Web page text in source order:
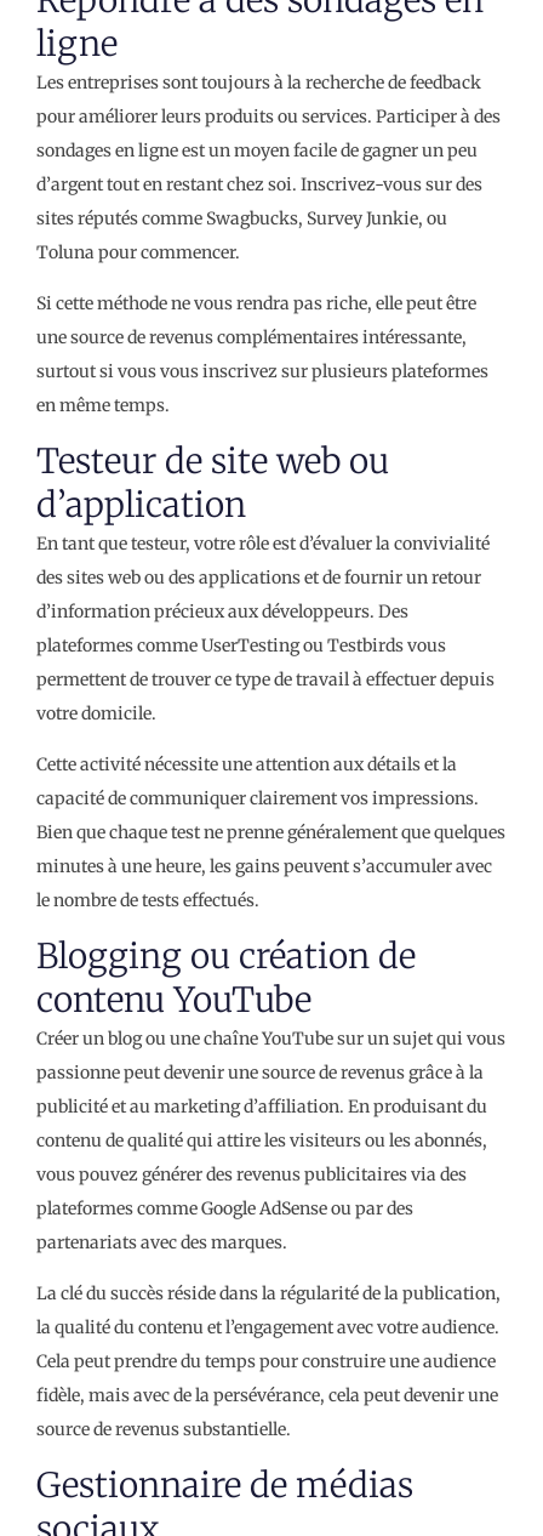
ligne
Les entreprises sont toujours à la recherche de feedback
pour améliorer leurs produits ou services. Participer à des
sondages en ligne est un moyen facile de gagner un peu
d’argent tout en restant chez soi. Inscrivez-vous sur des
sites réputés comme Swagbucks, Survey Junkie, ou
Toluna pour commencer.
Si cette méthode ne vous rendra pas riche, elle peut être
une source de revenus complémentaires intéressante,
surtout si vous vous inscrivez sur plusieurs plateformes
en même temps.
Testeur de site web ou
d’application
En tant que testeur, votre rôle est d’évaluer la convivialité
des sites web ou des applications et de fournir un retour
d’information précieux aux développeurs. Des
plateformes comme UserTesting ou Testbirds vous
permettent de trouver ce type de travail à effectuer depuis
votre domicile.
Cette activité nécessite une attention aux détails et la
capacité de communiquer clairement vos impressions.
Bien que chaque test ne prenne généralement que quelques
minutes à une heure, les gains peuvent s’accumuler avec
le nombre de tests effectués.
Blogging ou création de
contenu YouTube
Créer un blog ou une chaîne YouTube sur un sujet qui vous
passionne peut devenir une source de revenus grâce à la
publicité et au marketing d’affiliation. En produisant du
contenu de qualité qui attire les visiteurs ou les abonnés,
vous pouvez générer des revenus publicitaires via des
plateformes comme Google AdSense ou par des
partenariats avec des marques.
La clé du succès réside dans la régularité de la publication,
la qualité du contenu et l’engagement avec votre audience.
Cela peut prendre du temps pour construire une audience
fidèle, mais avec de la persévérance, cela peut devenir une
source de revenus substantielle.
Gestionnaire de médias